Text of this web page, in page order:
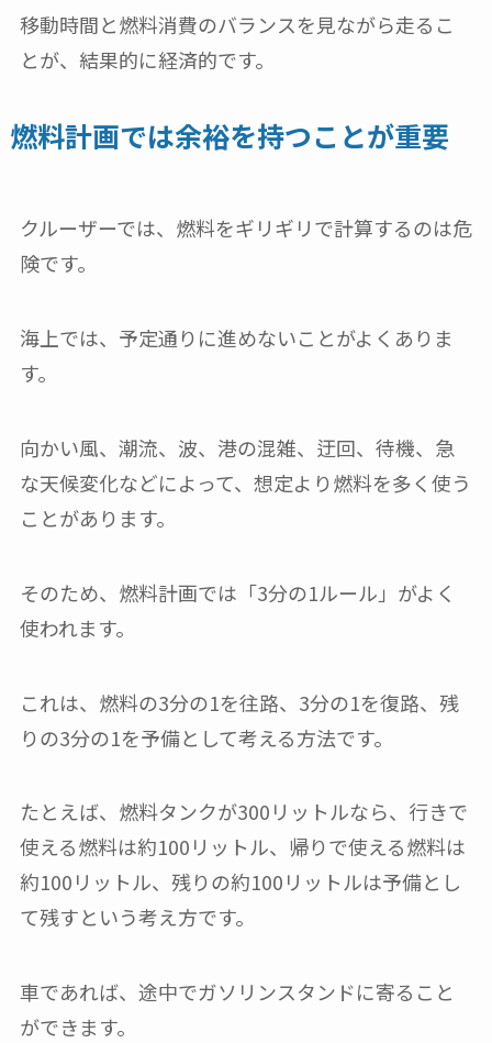
移動時間と燃料消費のバランスを見ながら走るこ
とが、結果的に経済的です。
燃料計画では余裕を持つことが重要
クルーザーでは、燃料をギリギリで計算するのは危
険です。
海上では、予定通りに進めないことがよくありま
す。
向かい風、潮流、波、港の混雑、迂回、待機、急
な天候変化などによって、想定より燃料を多く使う
ことがあります。
そのため、燃料計画では「3分の1ルール」がよく
使われます。
これは、燃料の3分の1を往路、3分の1を復路、残
りの3分の1を予備として考える方法です。
たとえば、燃料タンクが300リットルなら、行きで
使える燃料は約100リットル、帰りで使える燃料は
約100リットル、残りの約100リットルは予備とし
て残すという考え方です。
車であれば、途中でガソリンスタンドに寄ること
ができます。